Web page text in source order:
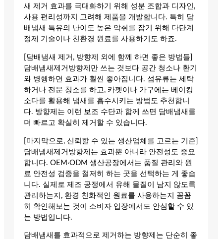
새 제거 효과를 극대화하기 위해 성분 조합과 디자인,
사용 편리성까지 고려해 제품을 개발합니다. 특히 담
배냄새 특유의 난이도 높은 악취를 잡기 위해 다단계
정제 기술이나 친환경 원료를 사용하기도 하죠.
[담배냄새 제거, 방향제 외에 함께 하면 좋은 방법들]
담배냄새제거방향제만 쓰는 것보다 공간 청소나 환기
와 병행하면 효과가 훨씬 좋아집니다. 섬유류는 세탁
하거나 전문 청소를 하고, 카펫이나 가구에는 베이킹
소다를 활용해 냄새를 흡수시키는 방법도 추천합니
다. 방향제는 이런 보조 수단과 함께 쓰면 담배냄새를
더 빠르고 확실히 제거할 수 있습니다.
[마지막으로, 신뢰할 수 있는 생산업체를 고르는 기준]
담배냄새제거방향제는 효과뿐 아니라 안전성도 중요
합니다. OEM·ODM 생산공장에서는 품질 관리와 원
료 안전성 검증을 철저히 하는 곳을 선택하는 게 좋습
니다. 실제로 제조 공정에서 유해 물질이 남지 않도록
관리하는지, 환경 친화적인 원료를 사용하는지 꼼꼼
히 확인해보는 것이 소비자 입장에서도 안심할 수 있
는 방법입니다.
담배냄새를 효과적으로 제거하는 방향제는 단순히 좋